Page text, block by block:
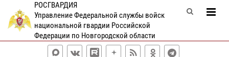
РОСГВАРДИЯ
Управление Федеральной службы войск
национальной гвардии Российской
Федерации по Новгородской области